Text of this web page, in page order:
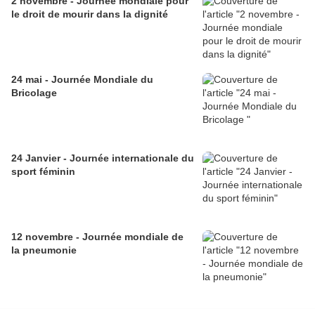
le droit de mourir dans la dignité
24 mai - Journée Mondiale du
Bricolage
24 Janvier - Journée internationale du
sport féminin
12 novembre - Journée mondiale de
la pneumonie